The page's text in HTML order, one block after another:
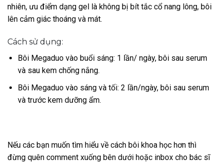
nhiên, ưu điểm dạng gel là không bị bít tắc cổ nang lông, bôi
lên cảm giác thoáng và mát.
Cách sử dụng:
Bôi Megaduo vào buổi sáng: 1 lần/ ngày, bôi sau serum
và sau kem chống nắng.
Bôi Megaduo vào sáng và tối: 2 lần/ngày, bôi sau serum
và trước kem dưỡng ẩm.
Nếu các bạn muốn tìm hiểu về cách bôi khoa học hơn thì
đừng quên comment xuống bên dưới hoặc inbox cho bác sĩ